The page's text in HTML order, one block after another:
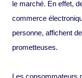
le marché. En effet,
commerce
personne, affichent
prometteuses.